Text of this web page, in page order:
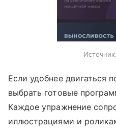
Источник:
Если удобнее двигаться
выбрать готовые
Каждое упражнение
иллюстрациями и